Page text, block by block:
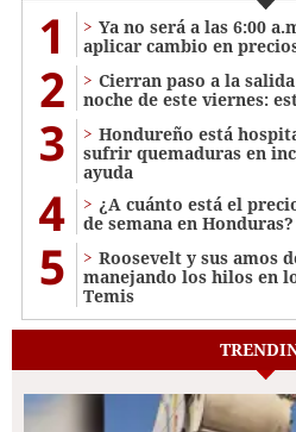
1
Ya no será a las 6:00
aplicar cambio en
2
Cierran paso a la
noche de este viernes:
3
Hondureño está
sufrir quemaduras en
ayuda
4
¿A cuánto está el
de semana en Honduras?
5
Roosevelt y sus amos
manejando los hilos en
Temis